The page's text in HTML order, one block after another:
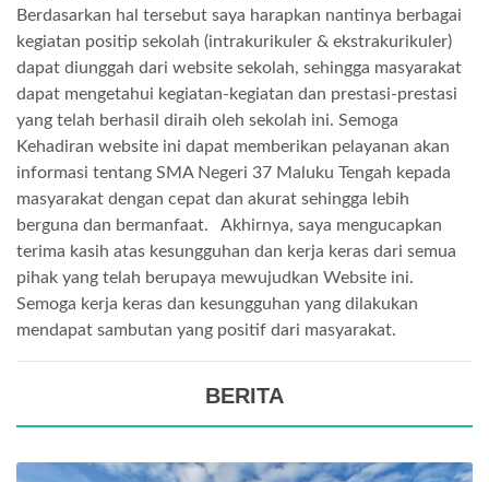
Berdasarkan hal tersebut saya harapkan nantinya berbagai
kegiatan positip sekolah (intrakurikuler & ekstrakurikuler)
dapat diunggah dari website sekolah, sehingga masyarakat
dapat mengetahui kegiatan-kegiatan dan prestasi-prestasi
yang telah berhasil diraih oleh sekolah ini. Semoga
Kehadiran website ini dapat memberikan pelayanan akan
informasi tentang SMA Negeri 37 Maluku Tengah kepada
masyarakat dengan cepat dan akurat sehingga lebih
berguna dan bermanfaat. Akhirnya, saya mengucapkan
terima kasih atas kesungguhan dan kerja keras dari semua
pihak yang telah berupaya mewujudkan Website ini.
Semoga kerja keras dan kesungguhan yang dilakukan
mendapat sambutan yang positif dari masyarakat.
BERITA